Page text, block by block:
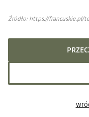
Źródło: https://